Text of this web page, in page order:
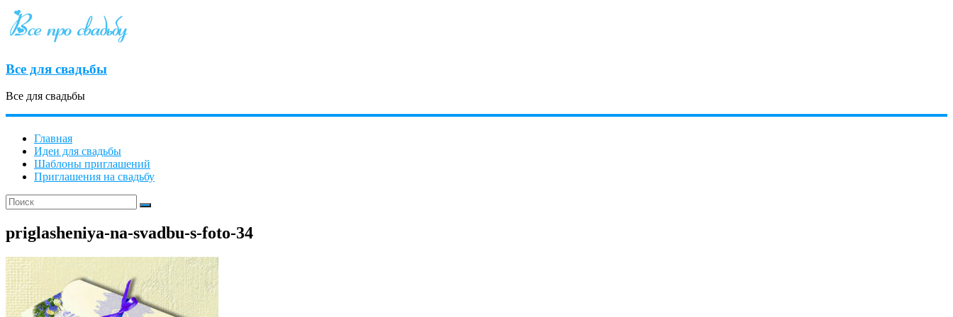
Все для свадьбы
Все для свадьбы
Главная
Идеи для свадьбы
Шаблоны приглашений
Приглашения на свадьбу
priglasheniya-na-svadbu-s-foto-34